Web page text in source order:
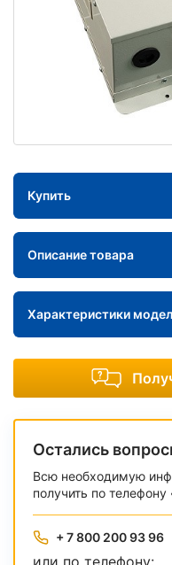
Купить
Описание товара
Характеристики
Остались
Всю необходимую
получить по телефону
+ 7 800 200 93 96